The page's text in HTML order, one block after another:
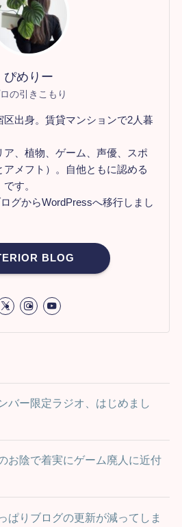
ぴめりー
の引きこもり
出身。賃貸マンションで2人暮
、植物、ゲーム、声優、スポ
メフト）。自他ともに認める
す。
グからWordPressへ移行しまし
BLOG
バー限定ラジオ、はじめまし
お陰で着実にゲーム廃人に近付
ぱりブログの更新が減ってしま